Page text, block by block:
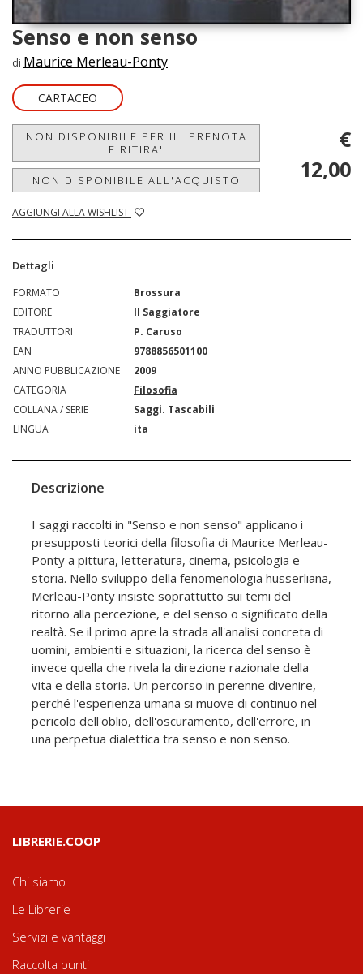
Senso e non senso
di Maurice Merleau-Ponty
CARTACEO
NON DISPONIBILE PER IL 'PRENOTA
E RITIRA'
NON DISPONIBILE ALL'ACQUISTO
AGGIUNGI ALLA WISHLIST
€
12,00
Dettagli
FORMATO
Brossura
EDITORE
Il Saggiatore
TRADUTTORI
P. Caruso
EAN
9788856501100
ANNO PUBBLICAZIONE
2009
CATEGORIA
Filosofia
COLLANA / SERIE
Saggi. Tascabili
LINGUA
ita
Descrizione
I saggi raccolti in "Senso e non senso" applicano i
presupposti teorici della filosofia di Maurice Merleau-
Ponty a pittura, letteratura, cinema, psicologia e
storia. Nello sviluppo della fenomenologia husserliana,
Merleau-Ponty insiste soprattutto sui temi del
ritorno alla percezione, e del senso o significato della
realtà. Se il primo apre la strada all'analisi concreta di
uomini, ambienti e situazioni, la ricerca del senso è
invece quella che rivela la direzione razionale della
vita e della storia. Un percorso in perenne divenire,
perché l'esperienza umana si muove di continuo nel
pericolo dell'oblio, dell'oscuramento, dell'errore, in
una perpetua dialettica tra senso e non senso.
LIBRERIE.COOP
Chi siamo
Le Librerie
Servizi e vantaggi
Raccolta punti